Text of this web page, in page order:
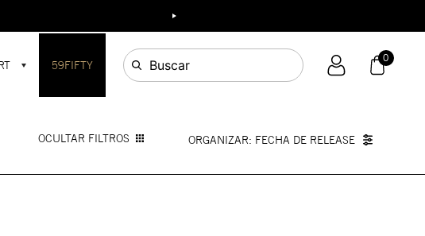
59FIFTY Buscar 0
OCULTAR FILTROS FECHA DE RELEASE